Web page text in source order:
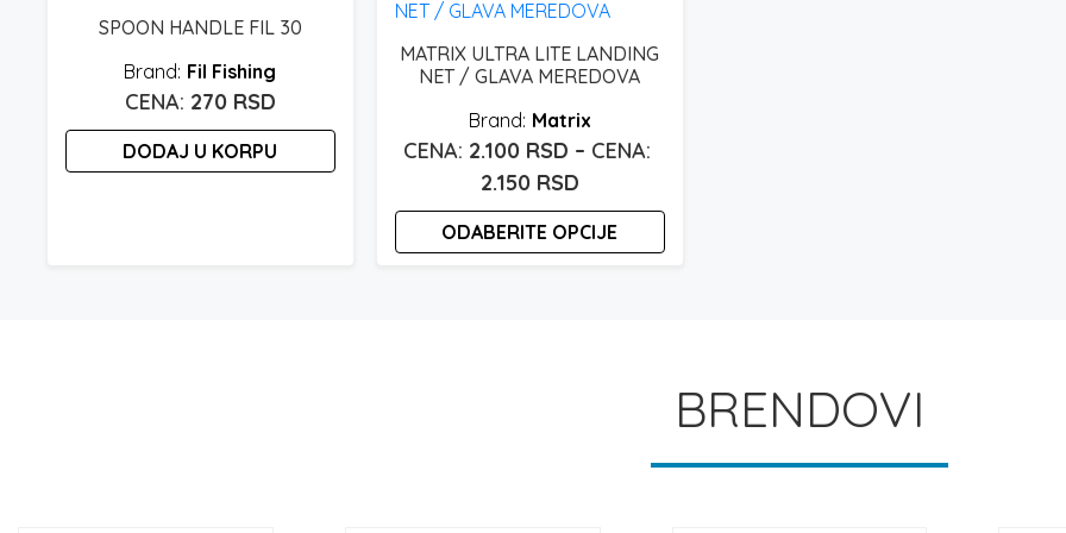
1.150 rsd
varijanti.
mogu
biti
SPOON HANDLE FIL 30
Fil Fishing
270 RSD
DODAJ U KORPU
MATRIX ULTRA LITE LANDING
NET / GLAVA MEREDOVA
Matrix
2.100 RSD –
2.150 RSDRaspon
cena:
od
ODABERITE OPCIJE
BRENDOVI